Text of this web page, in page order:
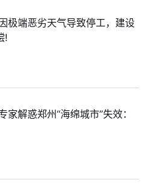
极端恶劣天气导致停工，建设
!
解惑郑州“海绵城市”失效：